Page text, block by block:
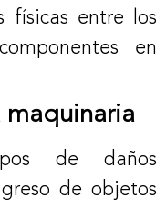
físicas entre los
en
maquinaria
de daños
de objetos